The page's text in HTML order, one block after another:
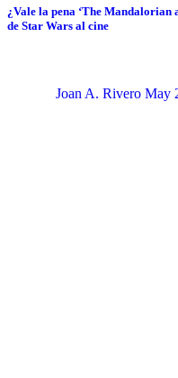
¿Vale la pena ‘The Mandalorian
de Star Wars al cine
Joan A. Rivero May